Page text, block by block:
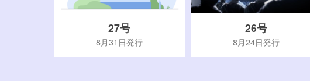
27号
8月31日発行
26号
8月24日発行